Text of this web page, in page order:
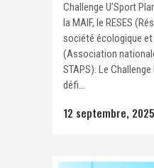
Challenge U’Sport
la MAIF, le RESES
société écologique et
(Association
STAPS). Le
défi...
12 septembre, 2025